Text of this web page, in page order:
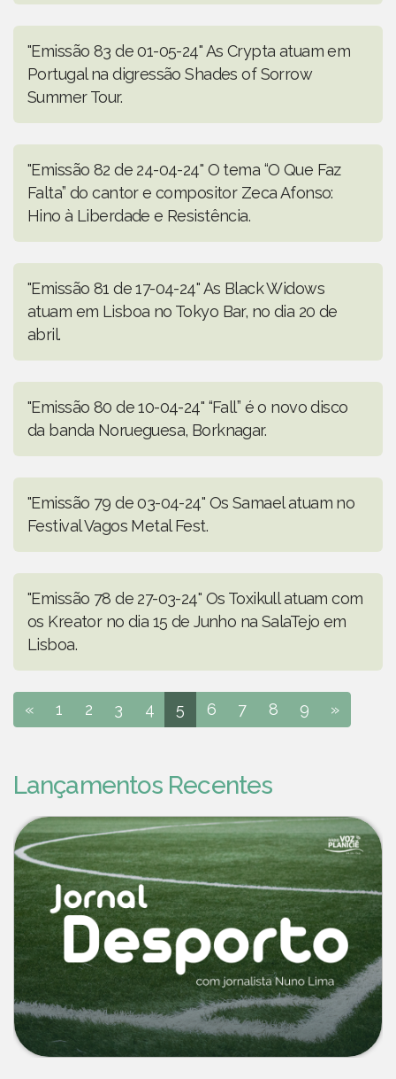
"Emissão 83 de 01-05-24" As Crypta atuam em
Portugal na digressão Shades of Sorrow
Summer Tour.
"Emissão 82 de 24-04-24" O tema “O Que Faz
Falta” do cantor e compositor Zeca Afonso:
Hino à Liberdade e Resistência.
"Emissão 81 de 17-04-24" As Black Widows
atuam em Lisboa no Tokyo Bar, no dia 20 de
abril.
"Emissão 80 de 10-04-24" “Fall” é o novo disco
da banda Norueguesa, Borknagar.
"Emissão 79 de 03-04-24" Os Samael atuam no
Festival Vagos Metal Fest.
"Emissão 78 de 27-03-24" Os Toxikull atuam com
os Kreator no dia 15 de Junho na SalaTejo em
Lisboa.
« 1 2 3 4 5 6 7 8 9 »
Lançamentos Recentes